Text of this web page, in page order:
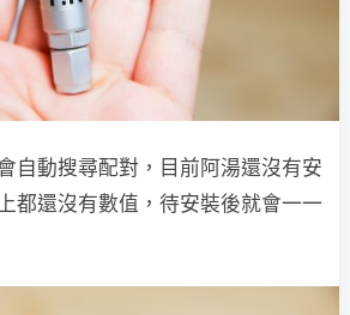
自動搜尋配對，目前阿湯還沒有安
都還沒有數值，待安裝後就會一一